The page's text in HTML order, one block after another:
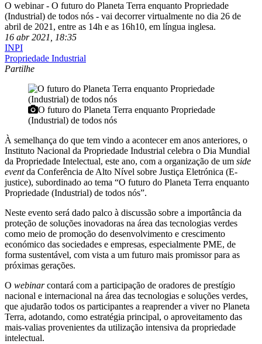
O webinar - O futuro do Planeta Terra enquanto Propriedade
(Industrial) de todos nós - vai decorrer virtualmente no dia 26 de
abril de 2021, entre as 14h e as 16h10, em língua inglesa.
16 abr 2021, 18:35
INPI
Propriedade Industrial
Partilhe
O futuro do Planeta Terra enquanto Propriedade
(Industrial) de todos nós
À semelhança do que tem vindo a acontecer em anos anteriores, o
Instituto Nacional da Propriedade Industrial celebra o Dia Mundial
da Propriedade Intelectual, este ano, com a organização de um side
eventda Conferência de Alto Nível sobre Justiça Eletrónica (E-
justice), subordinado ao tema “O futuro do Planeta Terra enquanto
Propriedade (Industrial) de todos nós”.
Neste evento será dado palco à discussão sobre a importância da
proteção de soluções inovadoras na área das tecnologias verdes
como meio de promoção do desenvolvimento e crescimento
económico das sociedades e empresas, especialmente PME, de
forma sustentável, com vista a um futuro mais promissor para as
próximas gerações.
O webinarcontará com a participação de oradores de prestígio
nacional e internacional na área das tecnologias e soluções verdes,
que ajudarão todos os participantes a reaprender a viver no Planeta
Terra, adotando, como estratégia principal, o aproveitamento das
mais-valias provenientes da utilização intensiva da propriedade
intelectual.